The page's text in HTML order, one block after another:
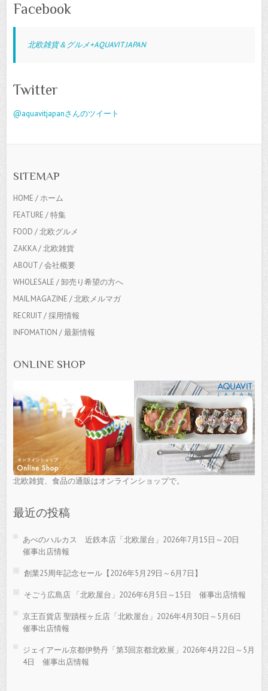
Facebook
北欧雑貨＆グルメ+AQUAVIT JAPAN
Twitter
@aquavitjapanさんのツイート
SITEMAP
HOME / ホーム
FEATURE / 特集
FOOD / 北欧グルメ
ZAKKA / 北欧雑貨
ABOUT / 会社概要
WHOLESALE / 卸売り希望の方へ
MAIL MAGAZINE / 北欧メルマガ
RECRUIT / 採用情報
INFOMATION / 最新情報
ONLINE SHOP
北欧雑貨、食品の通販はオンラインショップで。
最近の投稿
あべのハルカス 近鉄本店「北欧屋台」2026年7月15日～20日
催事出店情報
創業25周年記念セール【2026年5月29日～6月7日】
そごう広島店 「北欧屋台」2026年6月5日～15日 催事出店情報
京王百貨店 聖蹟桜ヶ丘店「北欧屋台」2026年4月30日～5月6日
催事出店情報
ジェイアール京都伊勢丹「第3回京都北欧展」2026年4月22日～5月
4日 催事出店情報